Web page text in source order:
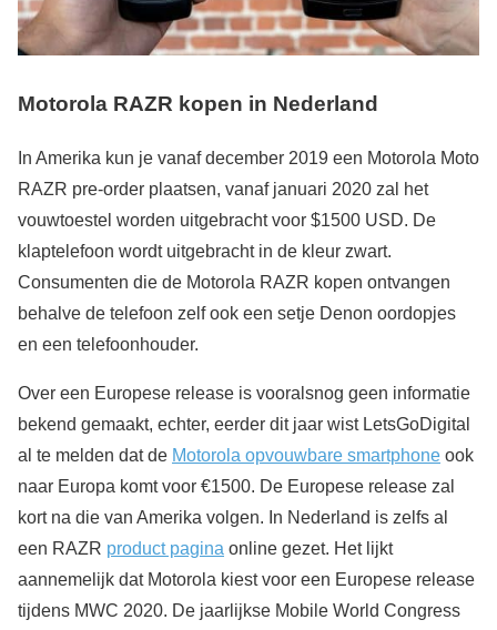
Motorola RAZR kopen in Nederland
In Amerika kun je vanaf december 2019 een Motorola Moto
RAZR pre-order plaatsen, vanaf januari 2020 zal het
vouwtoestel worden uitgebracht voor $1500 USD. De
klaptelefoon wordt uitgebracht in de kleur zwart.
Consumenten die de Motorola RAZR kopen ontvangen
behalve de telefoon zelf ook een setje Denon oordopjes
en een telefoonhouder.
Over een Europese release is vooralsnog geen informatie
bekend gemaakt, echter, eerder dit jaar wist LetsGoDigital
al te melden dat de Motorola opvouwbare smartphone ook
naar Europa komt voor €1500. De Europese release zal
kort na die van Amerika volgen. In Nederland is zelfs al
een RAZR product pagina online gezet. Het lijkt
aannemelijk dat Motorola kiest voor een Europese release
tijdens MWC 2020. De jaarlijkse Mobile World Congress